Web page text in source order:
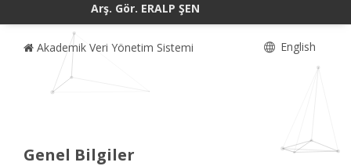
Arş. Gör. ERALP ŞEN
Akademik Veri Yönetim Sistemi English
Genel Bilgiler